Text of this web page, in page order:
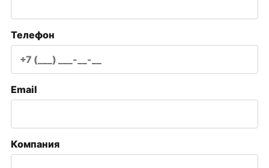
Телефон
Email
Компания